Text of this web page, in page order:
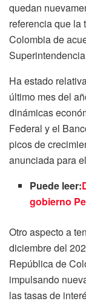
quedan
referencia que la
Colombia de
Ha estado
último mes del
dinámicas
Federal y el
picos de
anunciada para
Puede leer:
gobierno
Otro aspecto a
diciembre del
República de
impulsando
las tasas de